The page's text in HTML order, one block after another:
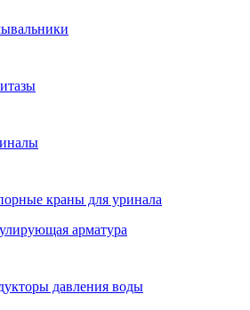
краны для уринала
арматура
давления воды